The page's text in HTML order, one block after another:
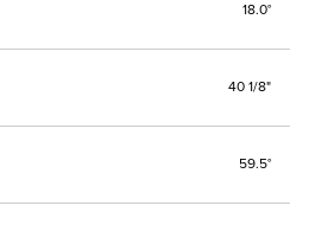
18.0°
40 1/8"
59.5°